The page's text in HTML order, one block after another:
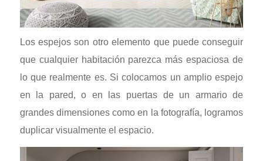
Los espejos son otro elemento que puede conseguir
que cualquier habitación parezca más espaciosa de
lo que realmente es. Si colocamos un amplio espejo
en la pared, o en las puertas de un armario de
grandes dimensiones como en la fotografía, logramos
duplicar visualmente el espacio.